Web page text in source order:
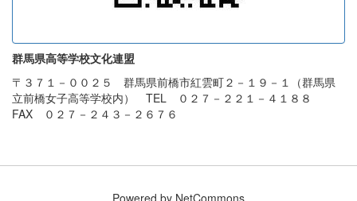
群馬県高等学校文化連盟
〒３７１－００２５ 群馬県前橋市紅雲町２－１９－１（群馬県
立前橋女子高等学校内） TEL ０２７－２２１－４１８８
FAX ０２７－２４３－２６７６